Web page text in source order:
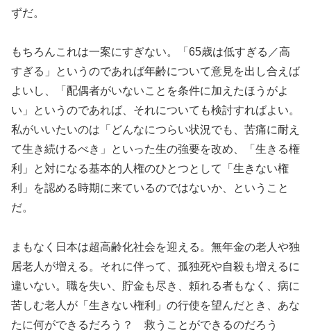
ずだ。
もちろんこれは一案にすぎない。「65歳は低すぎる／高
すぎる」というのであれば年齢について意見を出し合えば
よいし、「配偶者がいないことを条件に加えたほうがよ
い」というのであれば、それについても検討すればよい。
私がいいたいのは「どんなにつらい状況でも、苦痛に耐え
て生き続けるべき」といった生の強要を改め、「生きる権
利」と対になる基本的人権のひとつとして「生きない権
利」を認める時期に来ているのではないか、ということ
だ。
まもなく日本は超高齢化社会を迎える。無年金の老人や独
居老人が増える。それに伴って、孤独死や自殺も増えるに
違いない。職を失い、貯金も尽き、頼れる者もなく、病に
苦しむ老人が「生きない権利」の行使を望んだとき、あな
たに何ができるだろう？ 救うことができるのだろう